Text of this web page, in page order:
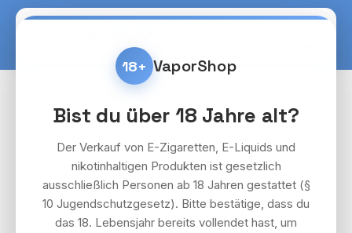
Zum Hauptinhalt springen
Prefilled Pods
Mit Nikotin
Bildergalerie überspringen
18+ VaporShop
Bist du über 18 Jahre alt?
Der Verkauf von E-Zigaretten, E-Liquids und
nikotinhaltigen Produkten ist gesetzlich
ausschließlich Personen ab 18 Jahren gestattet (§
10 Jugendschutzgesetz). Bitte bestätige, dass du
das 18. Lebensjahr bereits vollendet hast, um